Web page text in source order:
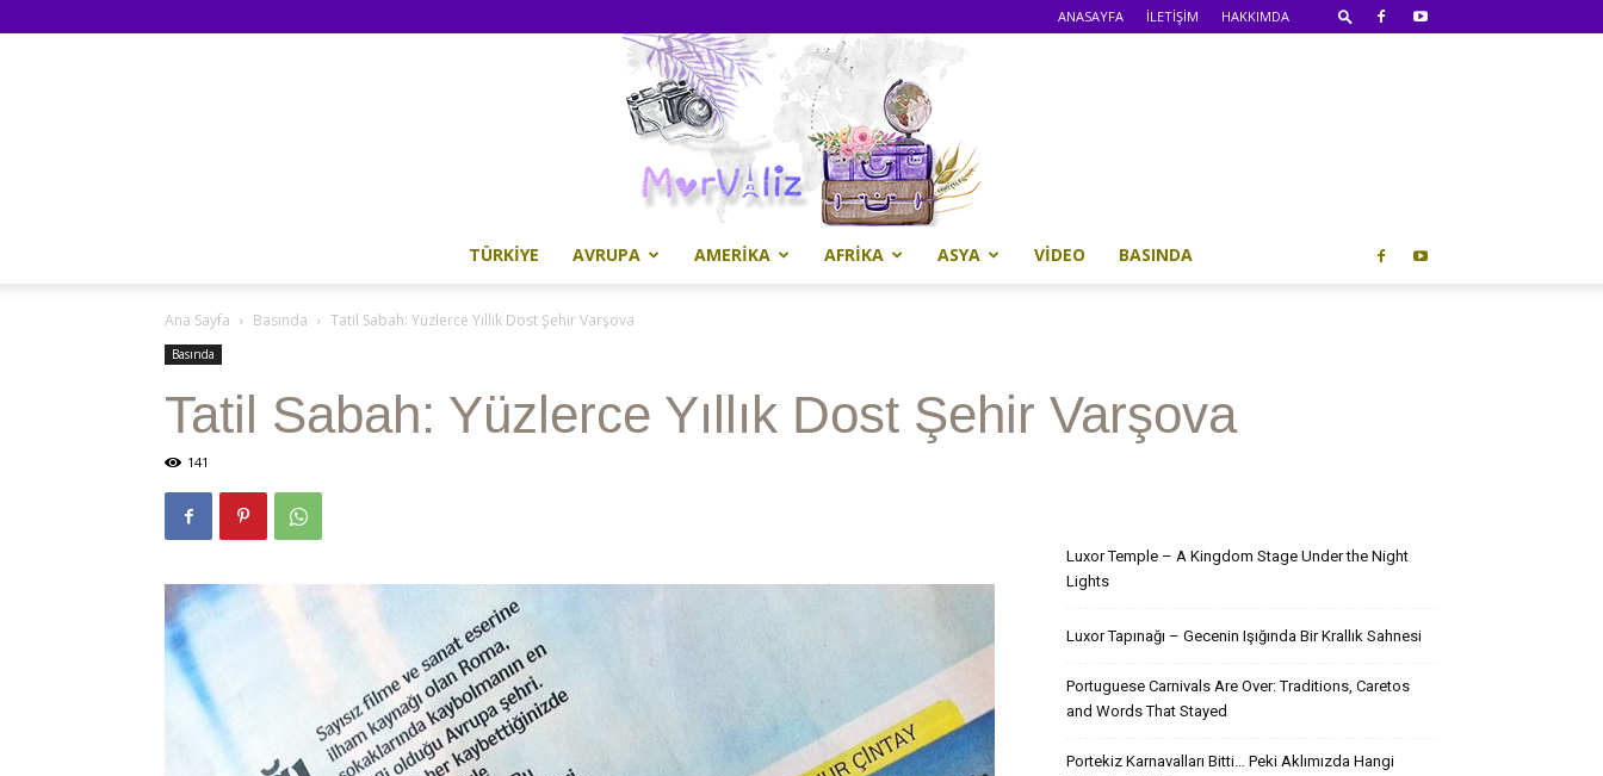
ANASAYFA İLETİŞİM HAKKIMDA
TÜRKIYE AVRUPA AMERIKA AFRIKA ASYA VIDEO BASINDA
Ana Sayfa Basında Tatil Sabah: Yüzlerce Yıllık Dost Şehir Varşova
Basında
Tatil Sabah: Yüzlerce Yıllık Dost Şehir Varşova
141
Luxor Temple – A Kingdom Stage Under the Night
Lights
Luxor Tapınağı – Gecenin Işığında Bir Krallık Sahnesi
Portuguese Carnivals Are Over: Traditions, Caretos
and Words That Stayed
Portekiz Karnavalları Bitti… Peki Aklımızda Hangi